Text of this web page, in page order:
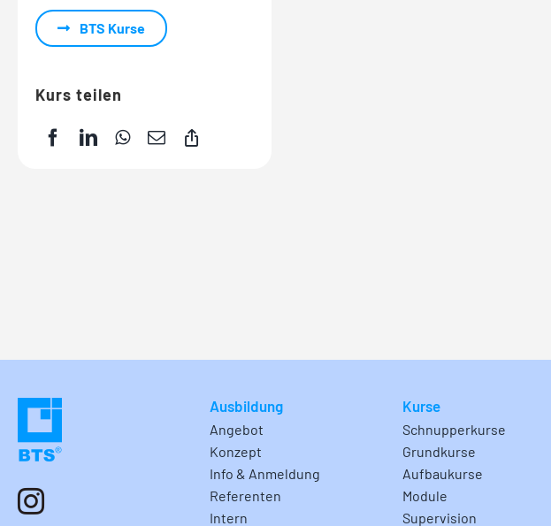
BTS Kurse
Kurs teilen
Ausbildung
Angebot
Konzept
Info & Anmeldung
Referenten
Intern
Kurse
Schnupperkurse
Grundkurse
Aufbaukurse
Module
Supervision